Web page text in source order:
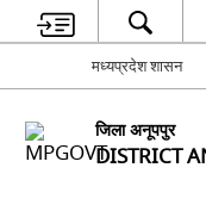
मध्यप्रदेश शासन
जिला अनूपपुर
DISTRICT